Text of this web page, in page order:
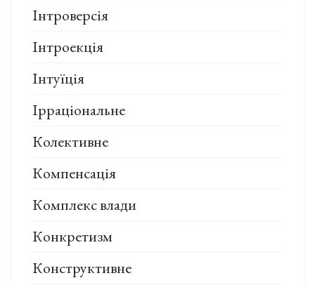
Інтроверсія
Інтроекція
Інтуїція
Ірраціональне
Колективне
Компенсація
Комплекс влади
Конкретизм
Конструктивне